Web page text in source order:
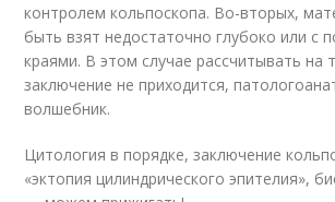
контролем кольпоскопа. Во-вторых,
быть взят недостаточно глубоко или с
краями. В этом случае рассчитывать на
заключение не приходится,
волшебник.
Цитология в порядке, заключение
«эктопия цилиндрического эпителия»,